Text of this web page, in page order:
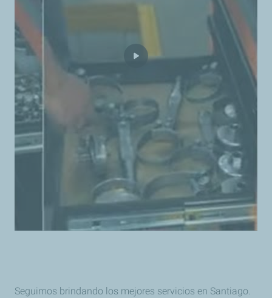
Seguimos brindando los mejores servicios en Santiago.